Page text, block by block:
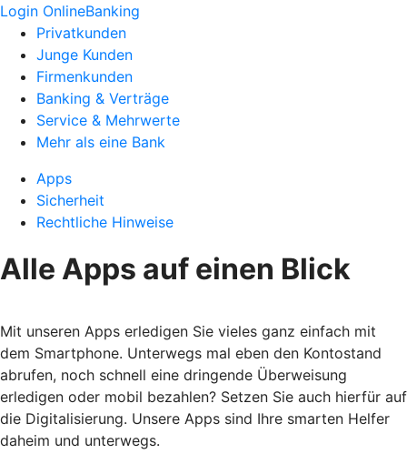
Login OnlineBanking
Privatkunden
Junge Kunden
Firmenkunden
Banking & Verträge
Service & Mehrwerte
Mehr als eine Bank
Apps
Sicherheit
Rechtliche Hinweise
Alle Apps auf einen Blick
Mit unseren Apps erledigen Sie vieles ganz einfach mit
dem Smartphone. Unterwegs mal eben den Kontostand
abrufen, noch schnell eine dringende Überweisung
erledigen oder mobil bezahlen? Setzen Sie auch hierfür auf
die Digitalisierung. Unsere Apps sind Ihre smarten Helfer
daheim und unterwegs.